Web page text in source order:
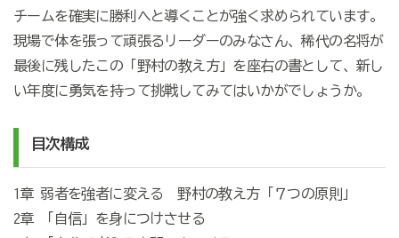
チームを確実に勝利へと導くことが強く求められています。
現場で体を張って頑張るリーダーのみなさん、稀代の名将が
最後に残したこの「野村の教え方」を座右の書として、新し
い年度に勇気を持って挑戦してみてはいかがでしょうか。
目次構成
1章 弱者を強者に変える 野村の教え方「７つの原則」
2章 「自信」を身につけさせる